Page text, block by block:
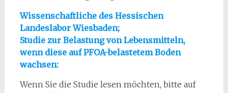
Wissenschaftliche des Hessischen
Landeslabor Wiesbaden;
Studie zur Belastung von Lebensmitteln,
wenn diese auf PFOA-belastetem Boden
wachsen:
Wenn Sie die Studie lesen möchten, bitte auf